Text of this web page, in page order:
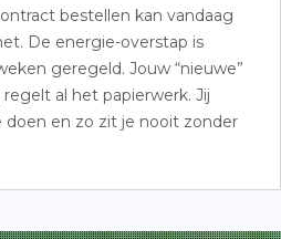
bestellen kan vandaag
De energie-overstap is
geregeld. Jouw “nieuwe”
al het papierwerk. Jij
en zo zit je nooit zonder